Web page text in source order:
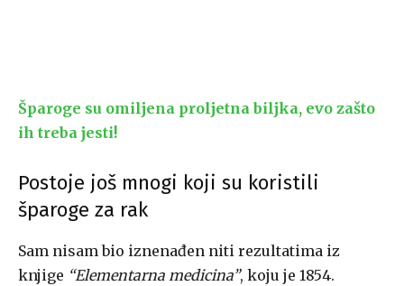
Šparoge su omiljena proljetna biljka, evo zašto
ih treba jesti!
Postoje još mnogi koji su koristili
šparoge za rak
Sam nisam bio iznenađen niti rezultatima iz
knjige “Elementarna medicina”, koju je 1854.